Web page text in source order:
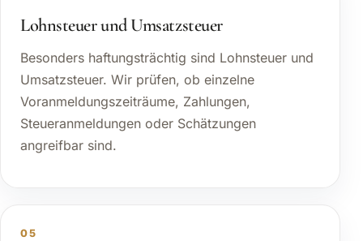
Lohnsteuer und Umsatzsteuer
Besonders haftungsträchtig sind Lohnsteuer und
Umsatzsteuer. Wir prüfen, ob einzelne
Voranmeldungszeiträume, Zahlungen,
Steueranmeldungen oder Schätzungen
angreifbar sind.
05